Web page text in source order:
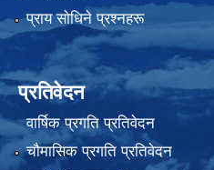
प्राय साेधिने प्रश्नहरू
प्रतिवेदन
वार्षिक प्रगति प्रतिवेदन
चौमासिक प्रगति प्रतिवेदन